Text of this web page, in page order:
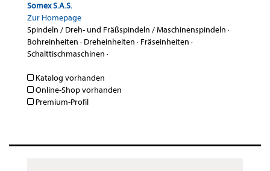
Somex S.A.S.
Zur Homepage
Spindeln / Dreh- und Fräßspindeln / Maschinenspindeln ·
Bohreinheiten · Dreheinheiten · Fräseinheiten ·
Schalttischmaschinen ·
Katalog vorhanden
Online-Shop vorhanden
Premium-Profil